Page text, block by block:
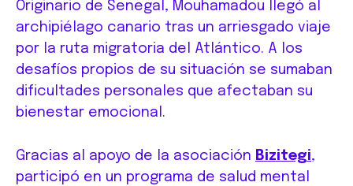
Originario de Senegal, Mouhamadou llegó al
archipiélago canario tras un arriesgado viaje
por la ruta migratoria del Atlántico. A los
desafíos propios de su situación se sumaban
dificultades personales que afectaban su
bienestar emocional.
Gracias al apoyo de la asociación Bizitegi,
participó en un programa de salud mental